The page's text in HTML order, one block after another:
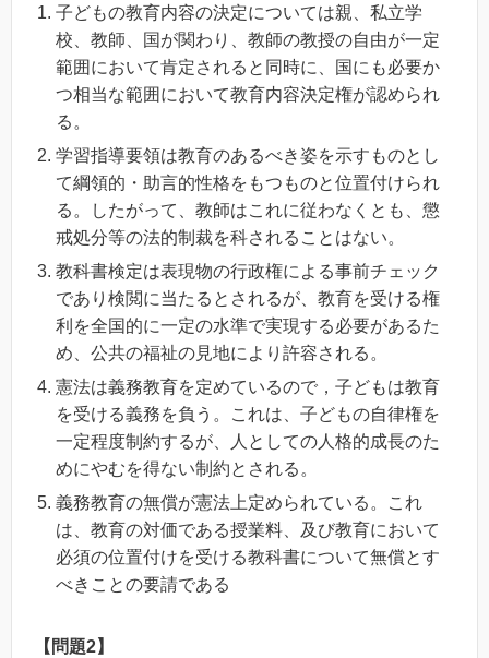
子どもの教育内容の決定については親、私立学
校、教師、国が関わり、教師の教授の自由が一定
範囲において肯定されると同時に、国にも必要か
つ相当な範囲において教育内容決定権が認められ
る。
学習指導要領は教育のあるべき姿を示すものとし
て綱領的・助言的性格をもつものと位置付けられ
る。したがって、教師はこれに従わなくとも、懲
戒処分等の法的制裁を科されることはない。
教科書検定は表現物の行政権による事前チェック
であり検閲に当たるとされるが、教育を受ける権
利を全国的に一定の水準で実現する必要があるた
め、公共の福祉の見地により許容される。
憲法は義務教育を定めているので，子どもは教育
を受ける義務を負う。これは、子どもの自律権を
一定程度制約するが、人としての人格的成長のた
めにやむを得ない制約とされる。
義務教育の無償が憲法上定められている。これ
は、教育の対価である授業料、及び教育において
必須の位置付けを受ける教科書について無償とす
べきことの要請である
【問題2】